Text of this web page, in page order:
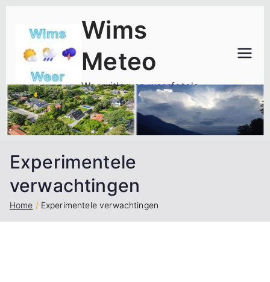
inhoud
Wims
Meteo
Weeruitleg en weerfoto's
Experimentele
verwachtingen
Home Experimentele verwachtingen